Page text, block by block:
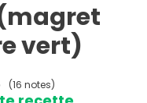
vert)
(16 notes)